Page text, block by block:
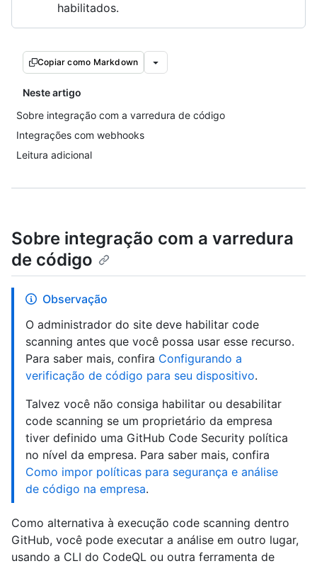
habilitados.
Copiar como Markdown
Neste artigo
Sobre integração com a varredura de código
Integrações com webhooks
Leitura adicional
Sobre integração com a varredura
de código
Observação
O administrador do site deve habilitar code
scanning antes que você possa usar esse recurso.
Para saber mais, confira Configurando a
verificação de código para seu dispositivo.
Talvez você não consiga habilitar ou desabilitar
code scanning se um proprietário da empresa
tiver definido uma GitHub Code Security política
no nível da empresa. Para saber mais, confira
Como impor políticas para segurança e análise
de código na empresa.
Como alternativa à execução code scanning dentro
GitHub, você pode executar a análise em outro lugar,
usando a CLI do CodeQL ou outra ferramenta de